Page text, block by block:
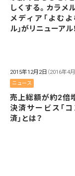
しくする。カラメ
メディア「よむ
ル」がリニューアル
2015年12月2日 （2016年4
ニュース
売上総額が約2倍
決済サービス「
済」とは？